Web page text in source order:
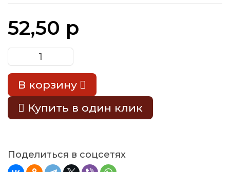
52,50 р
В корзину
Купить в один клик
Поделиться в соцсетях